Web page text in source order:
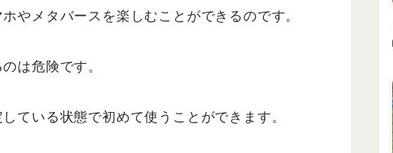
やメタバースを楽しむことができるのです。
は危険です。
ている状態で初めて使うことができます。